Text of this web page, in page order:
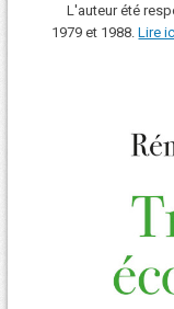
L'auteur été
1979 et 1988.Lire